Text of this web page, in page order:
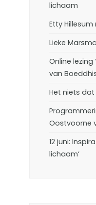
lichaam
Etty Hillesum
Lieke
Online lezing
van
Het niets dat
Oostvoorne
12 juni:
lichaam’